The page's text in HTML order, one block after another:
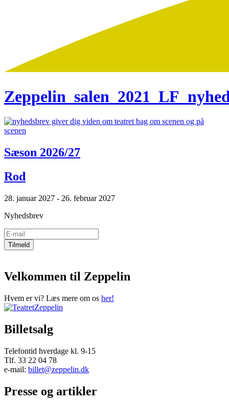
Sæson 2026/27
Rod
28. januar 2027 - 26. februar 2027
Nyhedsbrev
Velkommen til Zeppelin
Hvem er vi? Læs mere om os her!
Billetsalg
Telefontid hverdage kl. 9-15
Tlf. 33 22 04 78
e-mail: billet@zeppelin.dk
Presse og artikler